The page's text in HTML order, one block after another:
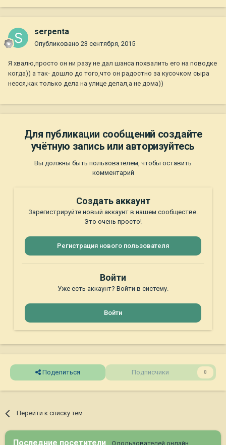
serpenta
Опубликовано 23 сентября, 2015
Я хвалю,просто он ни разу не дал шанса похвалить его на поводке
когда)) а так- дошло до того,что он радостно за кусочком сыра
несся,как только дела на улице делал,а не дома))
Для публикации сообщений создайте
учётную запись или авторизуйтесь
Вы должны быть пользователем, чтобы оставить
комментарий
Создать аккаунт
Зарегистрируйте новый аккаунт в нашем сообществе.
Это очень просто!
Регистрация нового пользователя
Войти
Уже есть аккаунт? Войти в систему.
Войти
Поделиться Подписчики 0
Перейти к списку тем
Последние посетители 0 пользователей онлайн